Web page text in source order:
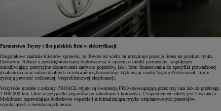
Partnerstwo Toyoty i flot polskich firm w elektryfikacji
Długofalowe zaufanie klientów sprawiło, że Toyota od wielu lat utrzymuje pozycję lidera na polskim rynku
flotowym. Relacje z przedsiębiorstwami budowane są w oparciu o model partnerskiej współpracy
umożliwiający precyzyjne dopasowanie zarówno pojazdów, jak i form finansowania do specyfiki prowadzonej
działalności oraz indywidualnych oczekiwań użytkowników. Wybierając markę Toyota Professional, firmy
zyskują pewność codziennej, bezproblemowej eksploatacji.
Wszystkie modele z rodziny PROACE objęte są Gwarancją PRO obowiązującą przez trzy lata lub do przebiegu
1 000 000 km, także w przypadku pojazdów po zabudowie i konwersji. Uzupełnieniem oferty jest Gwarancja
Mobilności zapewniająca dodatkowe wsparcie i minimalizująca ryzyko nieplanowanych przestojów
wynikających z ewentualnych awarii.